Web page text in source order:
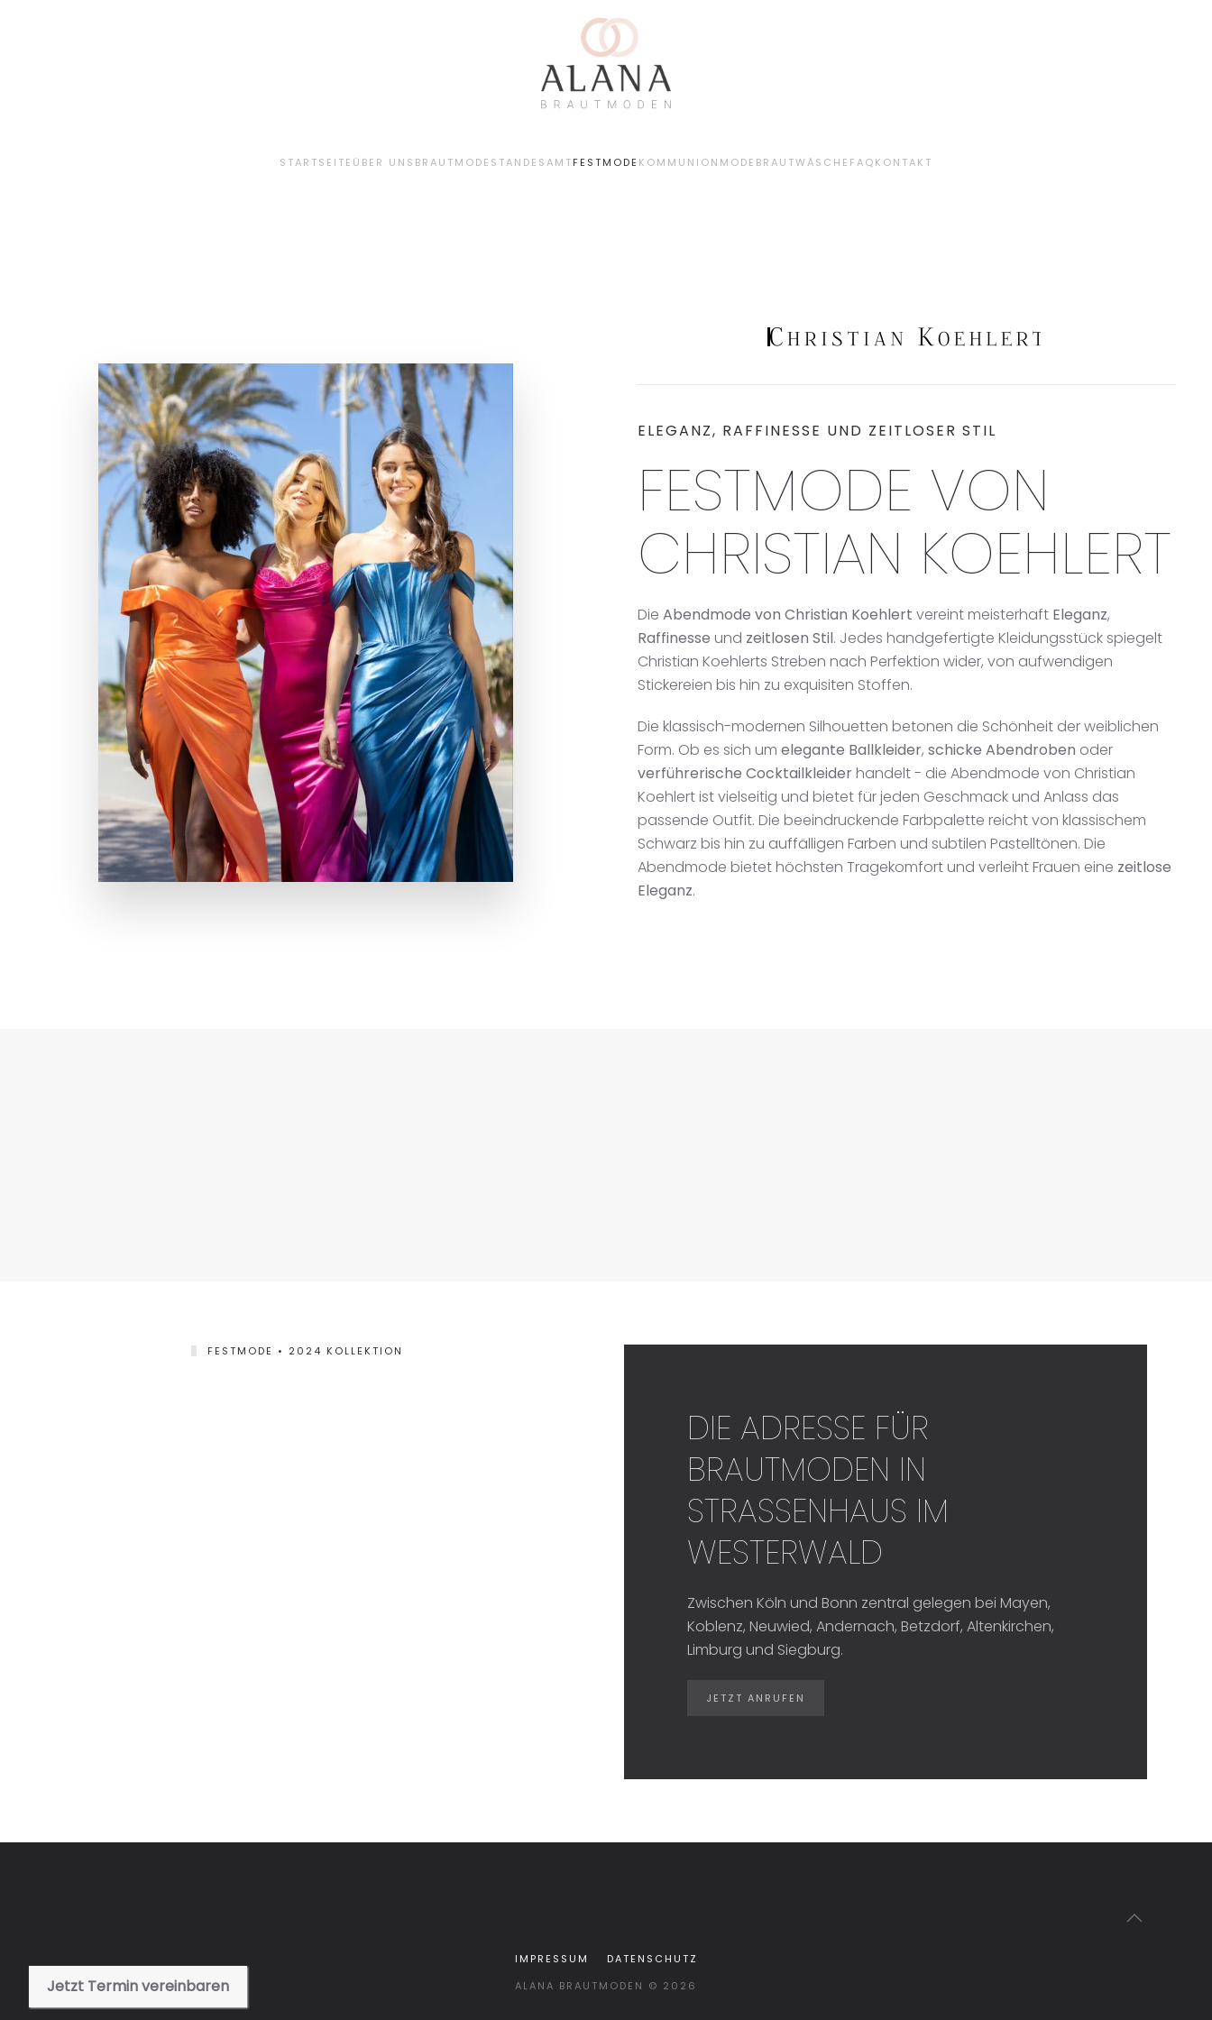
STARTSEITE ÜBER UNS BRAUTMODE STANDESAMTFESTMODE KOMMUNIONMODE BRAUTWÄSCHE FAQKONTAKT
ELEGANZ, RAFFINESSE UND ZEITLOSER STIL
FESTMODE VON
CHRISTIAN KOEHLERT
Die Abendmode von Christian Koehlert vereint meisterhaft Eleganz,
Raffinesse und zeitlosen Stil. Jedes handgefertigte Kleidungsstück spiegelt
Christian Koehlerts Streben nach Perfektion wider, von aufwendigen
Stickereien bis hin zu exquisiten Stoffen.
Die klassisch-modernen Silhouetten betonen die Schönheit der weiblichen
Form. Ob es sich um elegante Ballkleider, schicke Abendroben oder
verführerische Cocktailkleider handelt - die Abendmode von Christian
Koehlert ist vielseitig und bietet für jeden Geschmack und Anlass das
passende Outfit. Die beeindruckende Farbpalette reicht von klassischem
Schwarz bis hin zu auffälligen Farben und subtilen Pastelltönen. Die
Abendmode bietet höchsten Tragekomfort und verleiht Frauen eine zeitlose
Eleganz.
FESTMODE • 2024 KOLLEKTION
DIE ADRESSE FÜR
BRAUTMODEN IN
STRASSENHAUS IM W
ESTERWALD
Zwischen Köln und Bonn zentral gelegen bei Mayen,
Koblenz, Neuwied, Andernach, Betzdorf, Altenkirchen,
Limburg und Siegburg.
JETZT ANRUFEN
Jetzt Termin vereinbaren
IMPRESSUM
DATENSCHUTZ
ALANA BRAUTMODEN © 2026